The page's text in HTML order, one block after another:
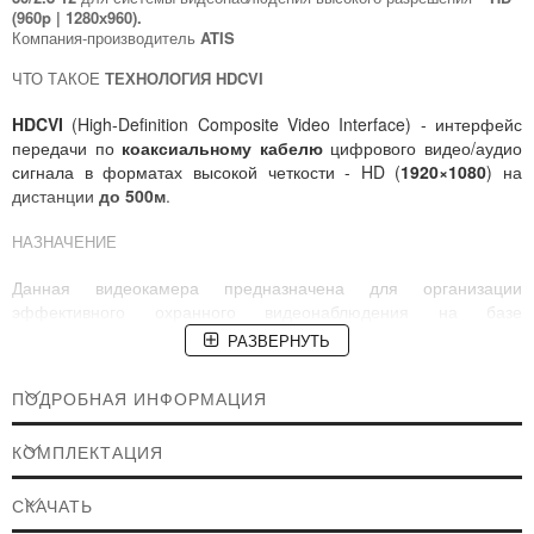
(960p | 1280х960).
Компания-производитель ATIS
ЧТО ТАКОЕ ТЕХНОЛОГИЯ HDCVI
HDCVI (High-Definition Composite Video Interface) - интерфейс
передачи по коаксиальному кабелюцифрового видео/аудио
сигнала в форматах высокой четкости - HD (1920×1080) на
дистанции до 500м.
НАЗНАЧЕНИЕ
Данная видеокамера предназначена для организации
при любых погодных условиях, как снаружи
помещения, так и внутри. Камера предназначена для установки
например, аэропорты, вокзалы, банковские учреждения,
заводы, элеваторы, фабрики, логистические и складские
комплексы. А также на более мелких локациях: офисы, частные
дома, магазины, СТО, автомойки, паркинги и тд.
СОВМЕСТИМОСТЬ
РАЗВЕРНУТЬ
ПОДРОБНАЯ ИНФОРМАЦИЯ
КОМПЛЕКТАЦИЯ
СКАЧАТЬ